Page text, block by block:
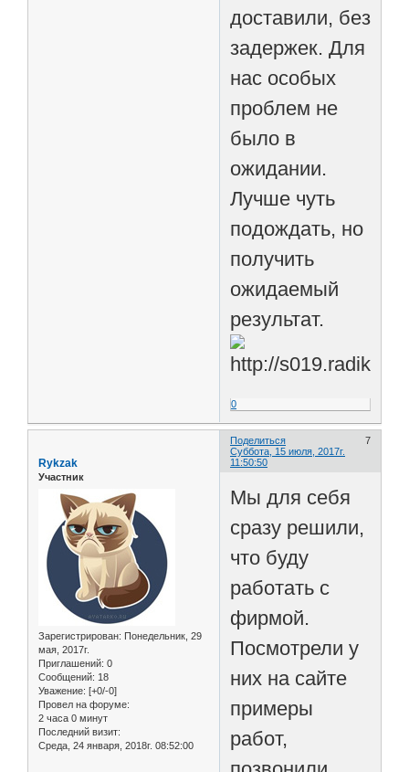
доставили, без
задержек. Для
нас особых
проблем не
было в
ожидании.
Лучше чуть
подождать, но
получить
ожидаемый
результат.
0
Поделиться
7
Суббота, 15 июля, 2017г.
11:50:50
Rykzak
Участник
Зарегистрирован: Понедельник, 29
мая, 2017г.
Приглашений: 0
Сообщений: 18
Уважение: [+0/-0]
Провел на форуме:
2 часа 0 минут
Последний визит:
Среда, 24 января, 2018г. 08:52:00
Мы для себя
сразу решили,
что буду
работать с
фирмой.
Посмотрели у
них на сайте
примеры
работ,